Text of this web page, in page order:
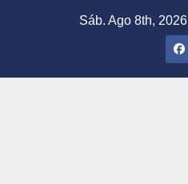
Sáb. Ago 8th, 2026